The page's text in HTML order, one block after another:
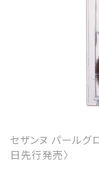
セザンヌ パールグ
日先行発売〉